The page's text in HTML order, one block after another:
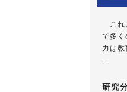
これ
で多
力は
研究